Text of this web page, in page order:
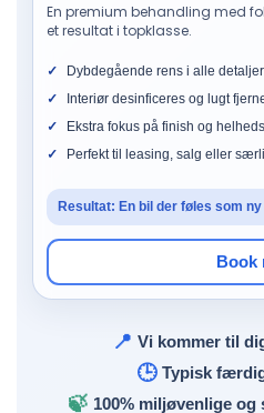
En premium behandling med
et resultat i topklasse.
Dybdegående rens i alle detaljer
Interiør desinficeres og lugt
Ekstra fokus på finish og
Perfekt til leasing, salg eller
Resultat: En bil der føles som ny
Book
📍 Vi kommer til
🕒 Typisk
🍃 100% miljøvenlige